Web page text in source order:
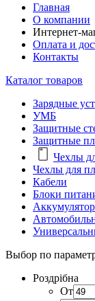
Главная
О компании
Интернет-
Оплата и
Контакты
Каталог товаров
Зарядные
УМБ
Защитные
Защитные
Чехлы
Чехлы для
Кабели
Блоки
Выбор по
Роздрібна
От